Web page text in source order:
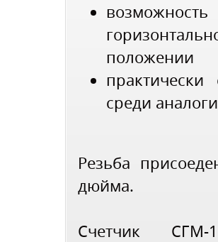
положении
среди
Резьба
дюйма.
Счетчик